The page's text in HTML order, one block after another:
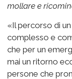
mollare e
«Il percorso di
complesso e
che per un
mai un ritorno
persone che